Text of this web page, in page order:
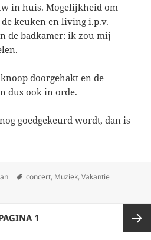
in huis. Mogelijkheid om
keuken en living i.p.v.
de badkamer: ik zou mij
doorgehakt en de
dus ook in orde.
goedgekeurd wordt, dan is
Tags
concert, Muziek,Vakantie
1